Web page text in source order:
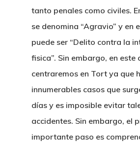
tanto penales como civiles.
se denomina “Agravio” y en
puede ser “Delito contra la
fisica”. Sin embargo, en este
centraremos en Tort ya que
innumerables casos que
días y es imposible evitar
accidentes. Sin embargo, el
importante paso es